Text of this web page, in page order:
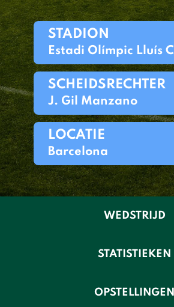
STADION
Estadi Olímpic Lluís
SCHEIDSRECHTER
J. Gil Manzano
LOCATIE
Barcelona
WEDSTRIJD
STATISTIEKEN
OPSTELLINGEN